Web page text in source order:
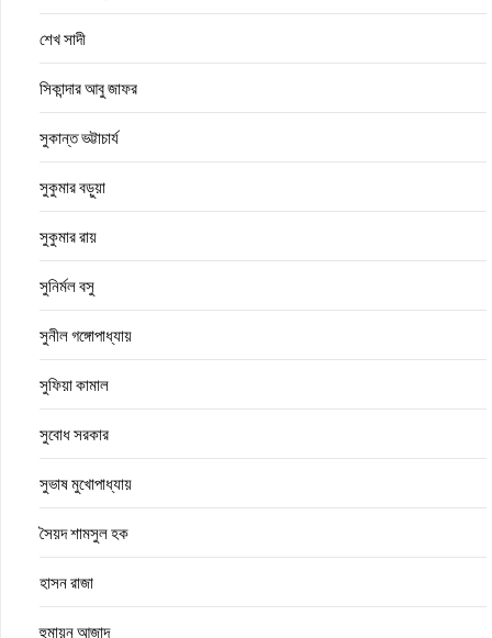
শেখ সাদী
সিকান্দার আবু জাফর
সুকান্ত ভট্টাচার্য
সুকুমার বড়ুয়া
সুকুমার রায়
সুনির্মল বসু
সুনীল গঙ্গোপাধ্যায়
সুফিয়া কামাল
সুবোধ সরকার
সুভাষ মুখোপাধ্যায়
সৈয়দ শামসুল হক
হাসন রাজা
হুমায়ুন আজাদ